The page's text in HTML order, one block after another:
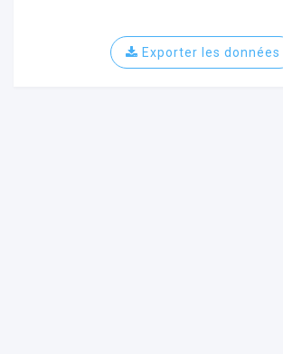
Exporter les données